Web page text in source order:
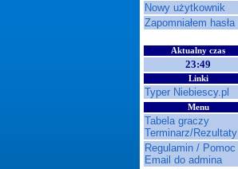
Nowy użytkownik
Zapomniałem hasła
Aktualny czas
23:49
Linki
Typer Niebiescy.pl
Menu
Tabela graczy
Terminarz/Rezultaty
Regulamin / Pomoc
Email do admina